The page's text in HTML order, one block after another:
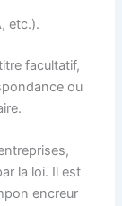
etc.).
facultatif,
ou
la loi. Il est
encreur